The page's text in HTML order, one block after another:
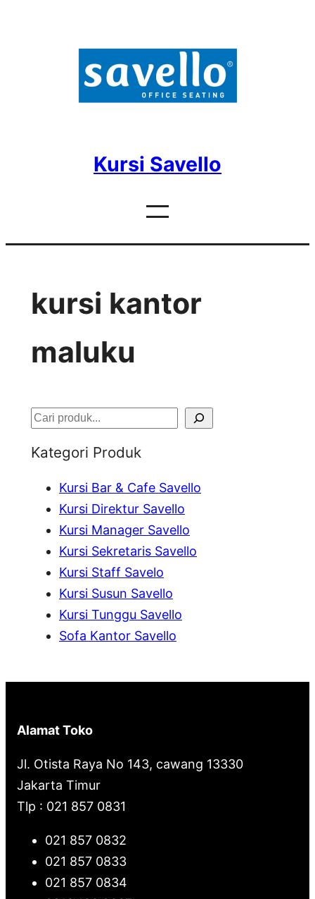
Kursi Savello
kursi kantor
maluku
S
Kategori Produk
Kursi Bar & Cafe Savello
Kursi Direktur Savello
Kursi Manager Savello
Kursi Sekretaris Savello
Kursi Staff Savelo
Kursi Susun Savello
Kursi Tunggu Savello
Sofa Kantor Savello
Alamat Toko
Jl. Otista Raya No 143, cawang 13330
Jakarta Timur
Tlp : 021 857 0831
021 857 0832
021 857 0833
021 857 0834